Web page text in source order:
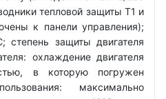
тепловой защиты T1 и
к панели управления);
степень защиты двигателя
охлаждение двигателя
в которую погружен
максимально